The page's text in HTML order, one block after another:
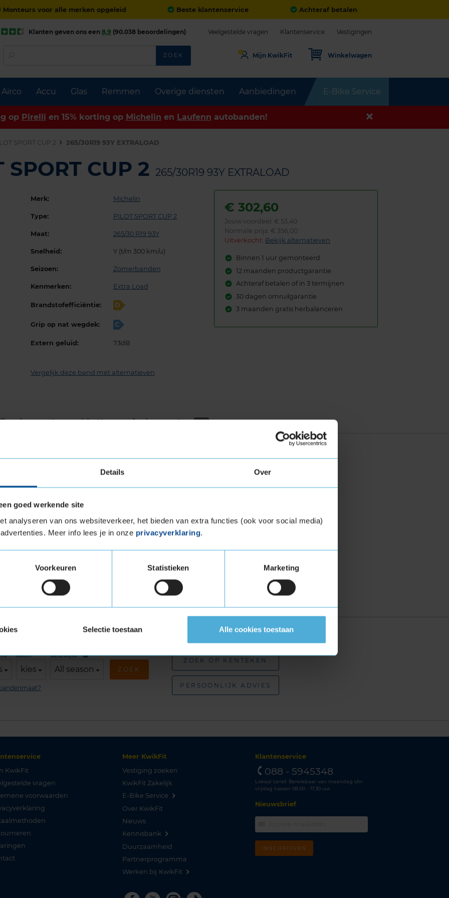
Details Over
goed werkende site
analyseren van ons websiteverkeer, het bieden van extra functies (ook voor social media)
Meer info lees je in onze privacyverklaring.
Voorkeuren Statistieken Marketing
Selectie toestaan Alle cookies toestaan
Monteurs voor alle merken opgeleid Beste klantenservice Achteraf betalen
Airco Accu Glas Remmen Overige diensten Aanbiedingen E-Bike Service
Klanten geven ons een 8,9 (90.038 beoordelingen) Veelgestelde vragen Klantenservice Vestigingen
ZOEK Mijn KwikFit Winkelwagen
op Pirelli en 15% korting op Michelin en Laufenn autobanden!
SPORT CUP 2 265/30R19 93Y EXTRALOAD
CUP 2 265/30R19 93Y EXTRALOAD
Merk: Michelin
Type: PILOT SPORT CUP 2
Maat: 265/30 R19 93Y
Snelheid: Y (t/m 300 km/u)
Seizoen: Zomerbanden
Kenmerken: Extra Load
Brandstofefficiëntie: D
Grip op nat wegdek: C
Extern geluid: 73dB
Vergelijk deze band met alternatieven
€302,60
Jouw voordeel: € 53,40
Normale prijs: € 356,00
Uitverkocht: Bekijk alternatieven
Binnen 1 uur gemonteerd
12 maanden productgarantie
Achteraf betalen of in 3 termijnen
30 dagen omruilgarantie
3 maanden gratis herbalanceren
Bandenmontage­pakketten Andere maten 143
Load (verstevigde band)
die banden met een hoger
banden zijn te herkennen aan het
2 Extra load in de maat 265
load in de maat 265 30 R19 eenvoudig
in bij jouw KwikFit vestiging.
INCH
kies
SEIZOEN
All season ZOEK
ZOEK OP KENTEKEN
PERSOONLIJK ADVIES
KwikFit
vragen
voorwaarden
Meer KwikFit
Vestiging zoeken
KwikFit Zakelijk
E-Bike Service
Over KwikFit
Nieuws
Kennisbank
Duurzaamheid
Partnerprogramma
Werken bij KwikFit
Klantenservice
088 - 5945348
Lokaal tarief. Bereikbaar van maandag t/m
vrijdag tussen 08.00 - 17.30 uur.
Nieuwsbrief
INSCHRIJVEN